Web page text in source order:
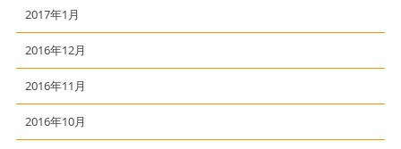
2017年1月
2016年12月
2016年11月
2016年10月